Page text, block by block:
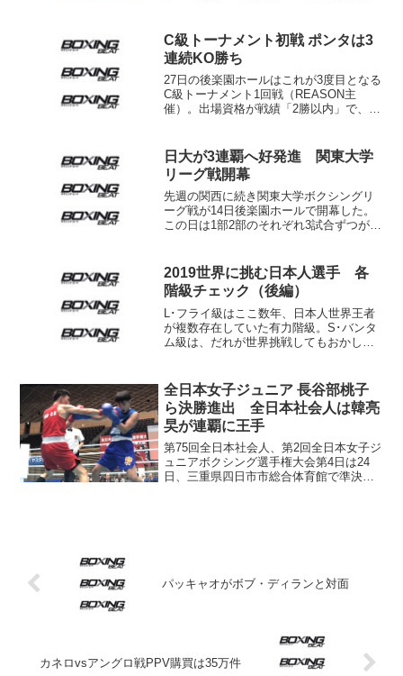
勝2KO）の無敗ホープ3人。大橋ジムから
情報が入っ...
C級トーナメント初戦 ポンタは3
連続KO勝ち
27日の後楽園ホールはこれが3度目となる
C級トーナメント1回戦（REASON主
催）。出場資格が戦績「2勝以内」で、
S･バンタム級では、村田諒太（帝拳）
と同じ南...
日大が3連覇へ好発進 関東大学
リーグ戦開幕
先週の関西に続き関東大学ボクシングリ
ーグ戦が14日後楽園ホールで開幕した。
この日は1部2部のそれぞれ3試合ずつが行
の法政大学に7-2で勝ち、幸先よいスター
トを切っ...
2019世界に挑む日本人選手 各
階級チェック（後編）
L･フライ級はここ数年、日本人世界王者
が複数存在していた有力階級。S･バンタ
ム級は、だれが世界挑戦してもおかしく
向けておきたい。 ■L･フライ級 L･フ
ライ級でWB...
全日本女子ジュニア 長谷部桃子
ら決勝進出 全日本社会人は韓亮
旲が連覇に王手
第75回全日本社会人、第2回全日本女子ジ
ュニアボクシング選手権大会第4日は24
日、三重県四日市市総合体育館で準決勝
パッキャオがボブ・ディランと対面
カネロvsアングロ戦PPV購買は35万件